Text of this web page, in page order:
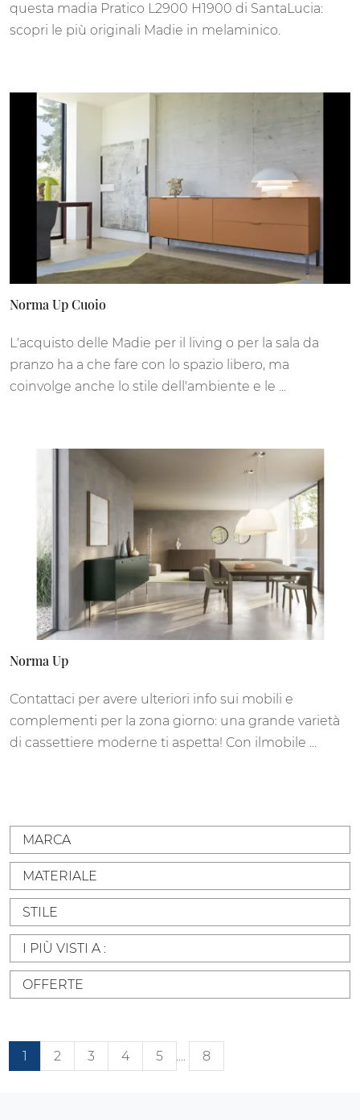
questa madia Pratico L2900 H1900 di SantaLucia:
scopri le più originali Madie in melaminico.
Norma Up Cuoio
L'acquisto delle Madie per il living o per la sala da
pranzo ha a che fare con lo spazio libero, ma
coinvolge anche lo stile dell'ambiente e le ...
Norma Up
Contattaci per avere ulteriori info sui mobili e
complementi per la zona giorno: una grande varietà
di cassettiere moderne ti aspetta! Con ilmobile ...
MARCA
MATERIALE
STILE
I PIÙ VISTI A :
OFFERTE
1 2 3 4 5 .... 8